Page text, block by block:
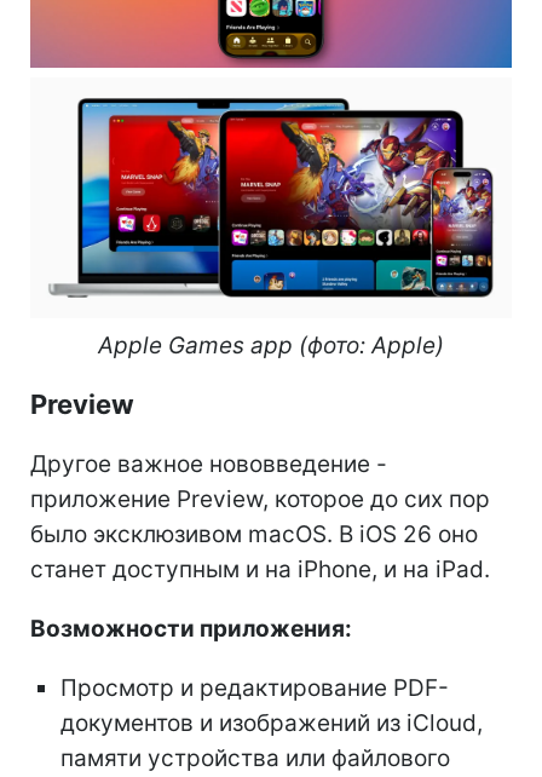
Apple Games app (фото: Apple)
Preview
Другое важное нововведение -
приложение Preview, которое до сих пор
было эксклюзивом macOS. В iOS 26 оно
станет доступным и на iPhone, и на iPad.
Возможности приложения:
Просмотр и редактирование PDF-
документов и изображений из iCloud,
памяти устройства или файлового